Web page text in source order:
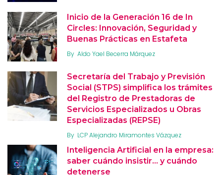
Inicio de la Generación 16 de In
Circles: Innovación, Seguridad y
Buenas Prácticas en Estafeta
By Aldo Yael Becerra Márquez
Secretaría del Trabajo y Previsión
Social (STPS) simplifica los trámites
del Registro de Prestadoras de
Servicios Especializados u Obras
Especializadas (REPSE)
By LCP Alejandro Miramontes Vázquez
Inteligencia Artificial en la empresa:
saber cuándo insistir… y cuándo
detenerse